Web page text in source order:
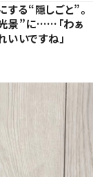
る“隠しごと”。
景”に……「わぁ
いいですね」